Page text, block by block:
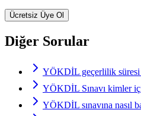
Ücretsiz Üye Ol
Diğer Sorular
YÖKDİL geçerlilik süresi
YÖKDİL Sınavı kimler
YÖKDİL sınavına nasıl